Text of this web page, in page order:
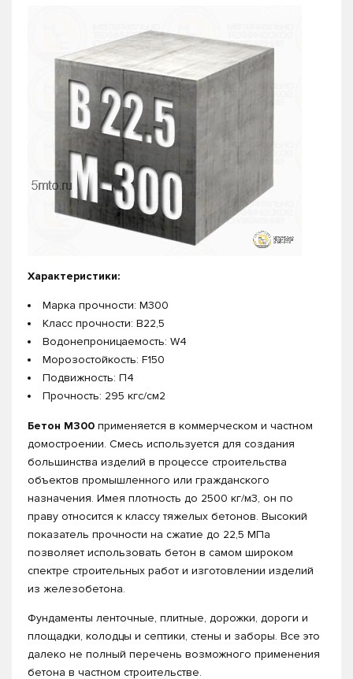
Характеристики:
Марка прочности: М300
Класс прочности: В22,5
Водонепроницаемость: W4
Морозостойкость: F150
Подвижность: П4
Прочность: 295 кгс/см2
Бетон М300 применяется в коммерческом и частном
домостроении. Смесь используется для создания
большинства изделий в процессе строительства
объектов промышленного или гражданского
назначения. Имея плотность до 2500 кг/м3, он по
праву относится к классу тяжелых бетонов. Высокий
показатель прочности на сжатие до 22,5 МПа
позволяет использовать бетон в самом широком
спектре строительных работ и изготовлении изделий
из железобетона.
Фундаменты ленточные, плитные, дорожки, дороги и
площадки, колодцы и септики, стены и заборы. Все это
далеко не полный перечень возможного применения
бетона в частном строительстве.